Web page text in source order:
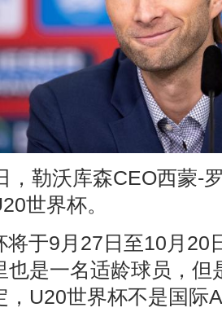
，勒沃库森CEO西蒙-
世界杯。
将于9月27日至10月20
也是一名适龄球员，但
，U20世界杯不是国际